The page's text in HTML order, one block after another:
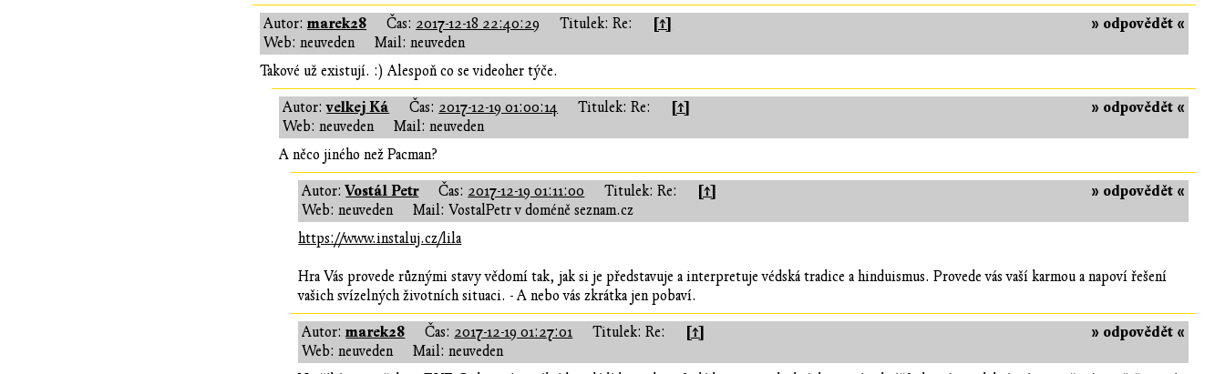
» odpovědět «
Autor:marek28 Čas: 2017-12-18 22:40:29 Titulek: Re: [↑]
Web: neuveden
Mail: neuveden
Takové už existují. :) Alespoň co se videoher týče.
» odpovědět «
Autor:velkej Ká Čas: 2017-12-19 01:00:14 Titulek: Re: [↑]
Web: neuveden
Mail: neuveden
A něco jiného než Pacman?
» odpovědět «
Autor:Vostál Petr Čas: 2017-12-19 01:11:00 Titulek: Re: [↑]
Web: neuveden
Mail: VostalPetr v doméně seznam.cz
https://www.instaluj.cz/lila
Hra Vás provede různými stavy vědomí tak, jak si je představuje a interpretuje védská tradice a hinduismus. Provede vás vaší karmou a napoví řešení
vašich svízelných životních situaci. - A nebo vás zkrátka jen pobaví.
» odpovědět «
Autor:marek28 Čas: 2017-12-19 01:27:01 Titulek: Re: [↑]
Web: neuveden
Mail: neuveden